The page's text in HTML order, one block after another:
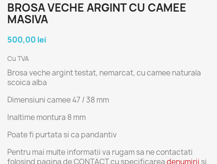
BROSA VECHE ARGINT CU CAMEE
MASIVA
500,00 lei
Cu TVA
Brosa veche argint testat, nemarcat, cu camee naturala
scoica alba
Dimensiuni camee 47 / 38 mm
Inaltime montura 8 mm
Poate fi purtata si ca pandantiv
Pentru mai multe informatii va rugam sa ne contactati
folosind pagina de CONTACT cu specificareadenumirii si